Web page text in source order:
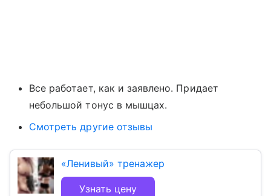
Все работает, как и заявлено. Придает
небольшой тонус в мышцах.
Смотреть другие отзывы
«Ленивый» тренажер
Узнать цену